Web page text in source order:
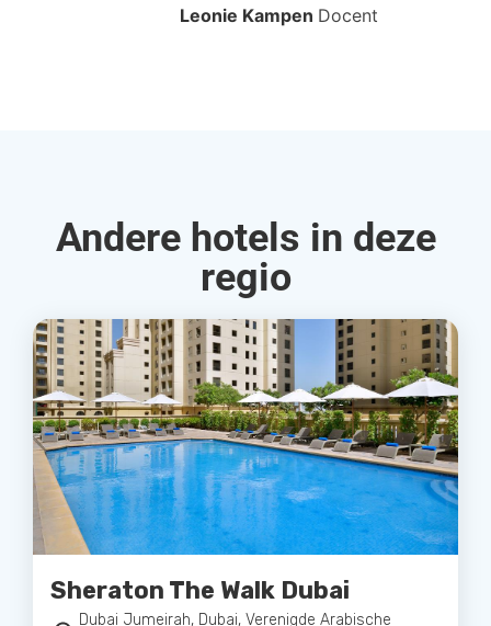
Leonie Kampen Docent
Andere hotels in deze
regio
Sheraton The Walk Dubai
Dubai Jumeirah, Dubai, Verenigde Arabische